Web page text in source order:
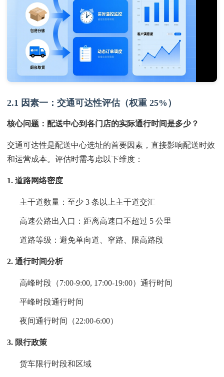
2.1 因素一：交通可达性评估（权重 25%）
核心问题：配送中心到各门店的实际通行时间是多少？
交通可达性是配送中心选址的首要因素，直接影响配送时效
和运营成本。评估时需考虑以下维度：
1. 道路网络密度
主干道数量：至少 3 条以上主干道交汇
高速公路出入口：距离高速口不超过 5 公里
道路等级：避免单向道、窄路、限高路段
2. 通行时间分析
高峰时段（7:00-9:00, 17:00-19:00）通行时间
平峰时段通行时间
夜间通行时间（22:00-6:00）
3. 限行政策
货车限行时段和区域